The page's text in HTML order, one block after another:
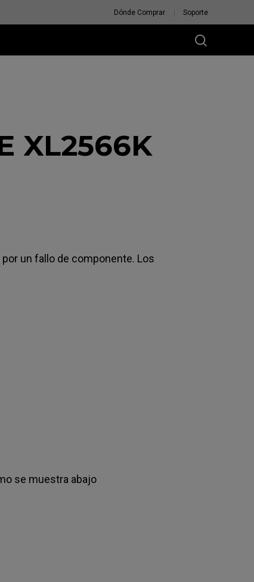
Dónde Comprar Soporte
XL2566K
un fallo de componente. Los
se muestra abajo